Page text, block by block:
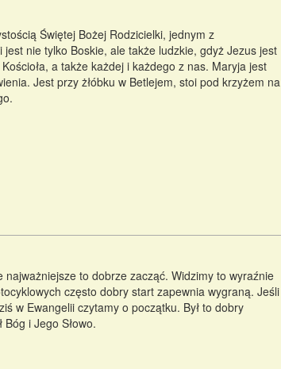
Świętej Bożej Rodzicielki, jednym z
nie tylko Boskie, ale także ludzkie, gdyż Jezus jest
a także każdej i każdego z nas. Maryja jest
Jest przy żłóbku w Betlejem, stoi pod krzyżem na
to dobrze zacząć. Widzimy to wyraźnie
często dobry start zapewnia wygraną. Jeśli
w Ewangelii czytamy o początku. Był to dobry
i Jego Słowo.